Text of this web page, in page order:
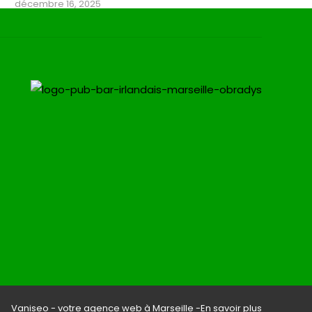
décembre 16, 2025
Vaniseo - votre agence web à Marseille -En savoir plus